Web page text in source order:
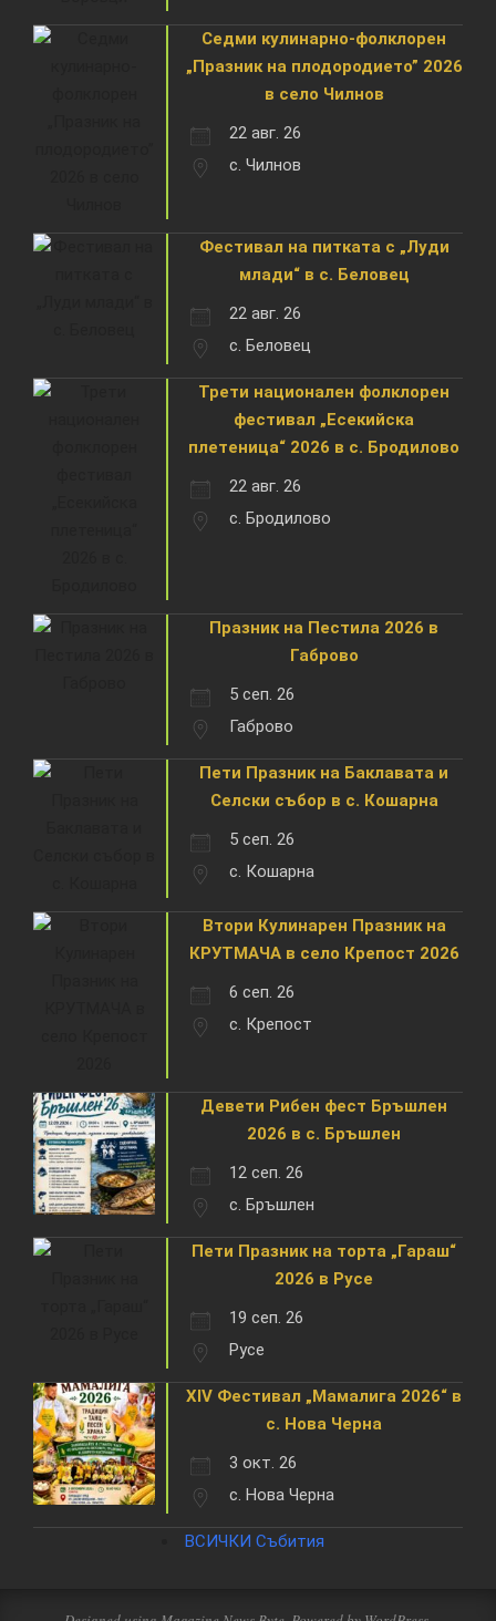
Седми кулинарно-фолклорен
„Празник на плодородието” 2026
в село Чилнов
22 авг. 26
с. Чилнов
Фестивал на питката с „Луди
млади“ в с. Беловец
22 авг. 26
с. Беловец
Трети национален фолклорен
фестивал „Есекийска
плетеница“ 2026 в с. Бродилово
22 авг. 26
с. Бродилово
Празник на Пестила 2026 в
Габрово
5 сеп. 26
Габрово
Пети Празник на Баклавата и
Селски събор в с. Кошарна
5 сеп. 26
с. Кошарна
Втори Кулинарен Празник на
КРУТМАЧА в село Крепост 2026
6 сеп. 26
с. Крепост
Девети Рибен фест Бръшлен
2026 в с. Бръшлен
12 сеп. 26
с. Бръшлен
Пети Празник на торта „Гараш“
2026 в Русе
19 сеп. 26
Русе
XIV Фестивал „Мамалига 2026“ в
с. Нова Черна
3 окт. 26
с. Нова Черна
ВСИЧКИ Събития